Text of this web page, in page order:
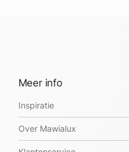
Meer info
Inspiratie
Over Mawialux